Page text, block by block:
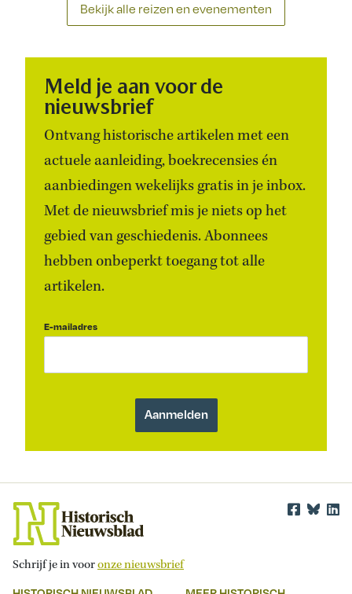
Bekijk alle reizen en evenementen
Meld je aan voor de
nieuwsbrief
Ontvang historische artikelen met een
actuele aanleiding, boekrecensies én
aanbiedingen wekelijks gratis in je inbox.
Met de nieuwsbrief mis je niets op het
gebied van geschiedenis. Abonnees
hebben onbeperkt toegang tot alle
artikelen.
E-mailadres
Schrijf je in vooronze nieuwsbrief